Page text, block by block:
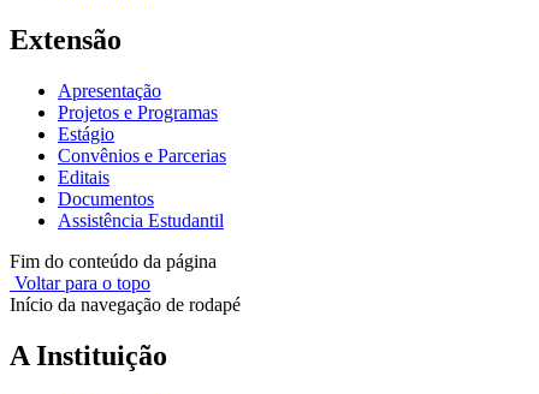
Extensão
Apresentação
Projetos e Programas
Estágio
Convênios e Parcerias
Editais
Documentos
Assistência Estudantil
Fim do conteúdo da página
Voltar para o topo
Início da navegação de rodapé
A Instituição